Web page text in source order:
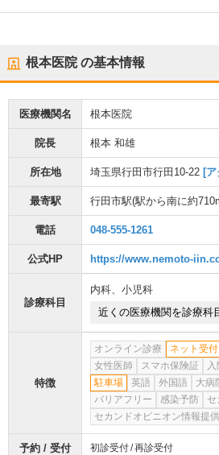
根本医院の基本情報
医療機関名 根本医院
院長 根本 和雄
所在地 埼玉県行田市行田10-22 [
最寄駅 行田市駅(駅から南に約
電話 048-555-1261
公式HP https://www.nemoto-
診療科目
内科、 小児科
近くの医療機関を診療科
特徴
オンライン診療 ネット受付
女性医師
スマホ保険証
駐車場
英語 外国語 大病
バリアフリー
感染予防
セカンドオピニオン情報提
予約 / 受付 初診受付 再診受付